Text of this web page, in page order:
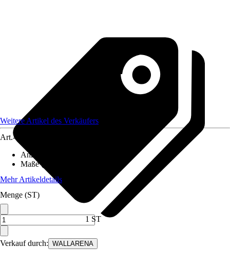
Verkauf durch: WALLARENA
Weitere Artikel des Verkäufers
Art.-Nr.
Anzahl der Teile
Maße (BxH)
Mehr Artikeldetails
Menge (ST)
1 ST